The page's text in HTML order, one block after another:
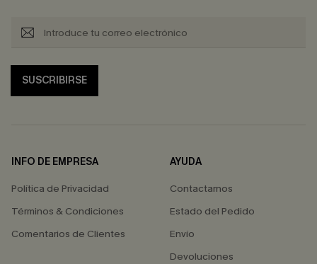
SUSCRIBIRSE
INFO DE EMPRESA
Política de Privacidad
Términos & Condiciones
Comentarios de Clientes
AYUDA
Contactarnos
Estado del Pedido
Envío
Devoluciones